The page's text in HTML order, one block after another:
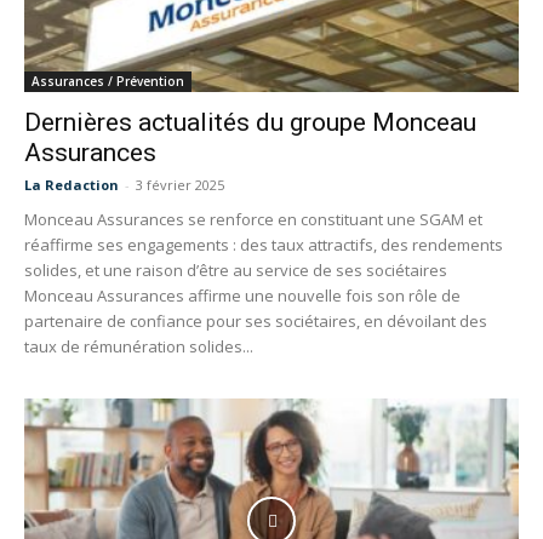
Assurances / Prévention
Dernières actualités du groupe Monceau
Assurances
La Redaction - 3 février 2025
Monceau Assurances se renforce en constituant une SGAM et
réaffirme ses engagements : des taux attractifs, des rendements
solides, et une raison d’être au service de ses sociétaires
Monceau Assurances affirme une nouvelle fois son rôle de
partenaire de confiance pour ses sociétaires, en dévoilant des
taux de rémunération solides...